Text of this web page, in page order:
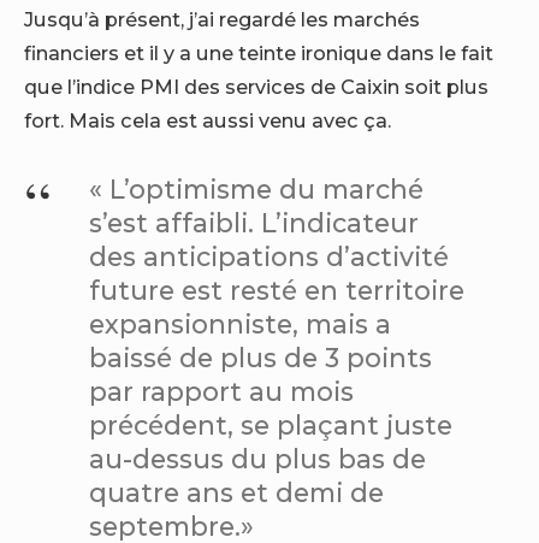
Jusqu’à présent, j’ai regardé les marchés
financiers et il y a une teinte ironique dans le fait
que l’indice PMI des services de Caixin soit plus
fort. Mais cela est aussi venu avec ça.
« L’optimisme du marché
s’est affaibli. L’indicateur
des anticipations d’activité
future est resté en territoire
expansionniste, mais a
baissé de plus de 3 points
par rapport au mois
précédent, se plaçant juste
au-dessus du plus bas de
quatre ans et demi de
septembre.»